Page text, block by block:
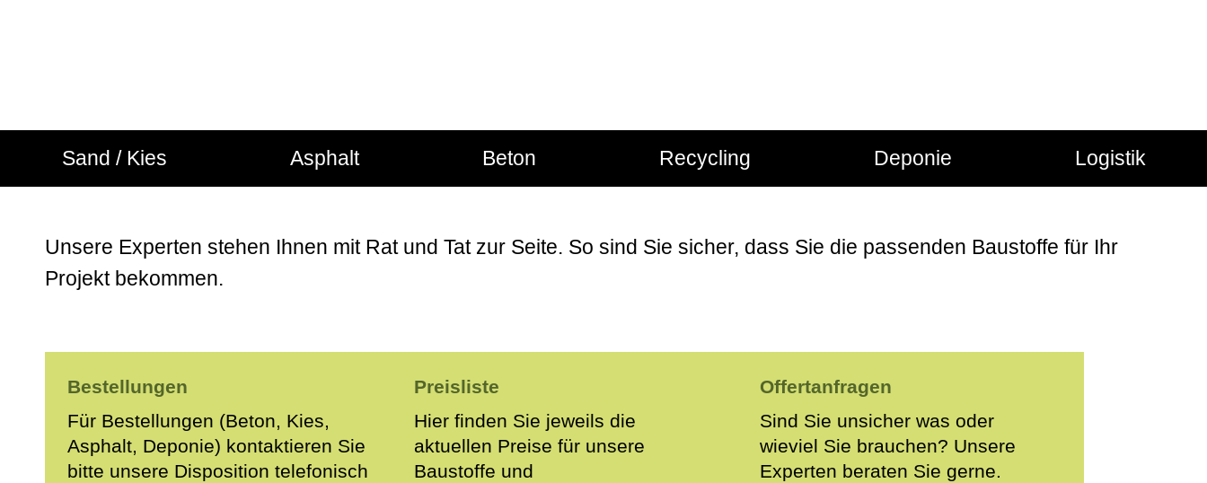
Qualität in jedem Kubik.
Sand / Kies Asphalt Beton Recycling Deponie Logistik
Unsere Experten stehen Ihnen mit Rat und Tat zur Seite. So sind Sie sicher, dass Sie die passenden Baustoffe für Ihr
Projekt bekommen.
Bestellungen
Für Bestellungen (Beton, Kies,
Asphalt, Deponie) kontaktieren Sie
bitte unsere Disposition telefonisch
Preisliste
Hier finden Sie jeweils die
aktuellen Preise für unsere
Baustoffe und
Offertanfragen
Sind Sie unsicher was oder
wieviel Sie brauchen? Unsere
Experten beraten Sie gerne.